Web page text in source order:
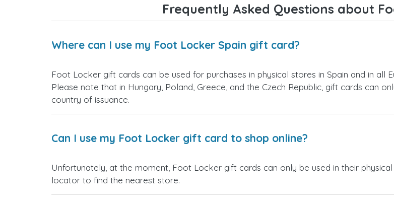
Frequently Asked Questions about
Where can I use my Foot Locker Spain gift card?
Foot Locker gift cards can be used for purchases in physical stores in Spain and in all
Please note that in Hungary, Poland, Greece, and the Czech Republic, gift cards can
country of issuance.
Can I use my Foot Locker gift card to shop online?
Unfortunately, at the moment, Foot Locker gift cards can only be used in their
locator to find the nearest store.